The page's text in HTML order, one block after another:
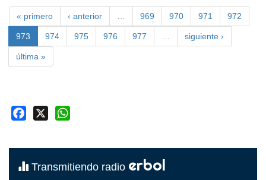
« primero ‹ anterior 969 970 971 972
973 974 975 976 977 siguiente ›
última »
Facebook
Transmitiendo radio erbol